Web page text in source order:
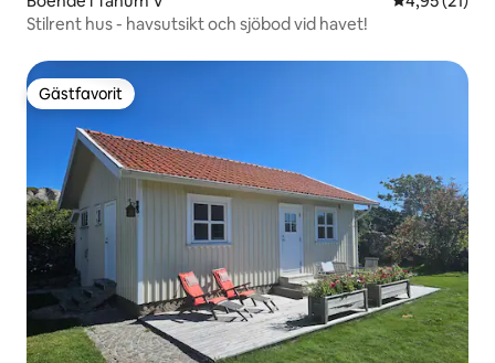
Stilrent hus - havsutsikt och sjöbod vid havet!
Gästfavorit
Gästfavorit